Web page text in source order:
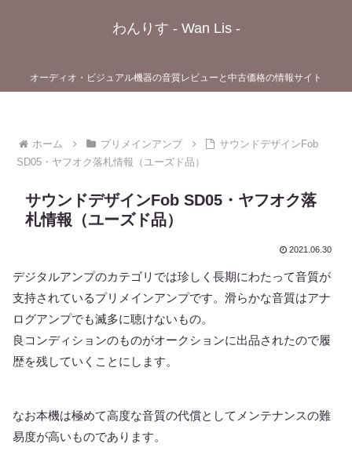
わんりす - Wan Lis -
オーディオ・ビジュアル機器の音質レビューと中古価格の情報サイト
ホーム プリメインアンプ
サウンドデザインFob
SD05・ヤフオク落札情報（ユーズド品）
サウンドデザインFob SD05・ヤフオク落
札情報（ユーズド品）
2021.06.30
デジタルアンプのカテゴリでは珍しく長期にわたって音質が
支持されているプリメインアンプです。滑らかな音質はアナ
ログアンプでも滅多に聴けないもの。
良コンディションのものがオークションに出品されたので履
歴を残していくことにします。
なお本機は極めて高度な音質の代償としてメンテナンスの難
易度が高いものであります。